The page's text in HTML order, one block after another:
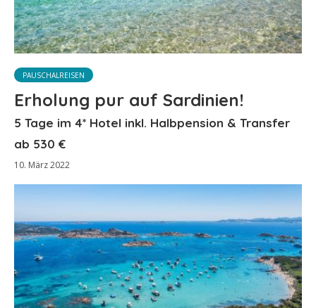
PAUSCHALREISEN
Erholung pur auf Sardinien!
5 Tage im 4* Hotel inkl. Halbpension & Transfer
ab 530 €
10. März 2022